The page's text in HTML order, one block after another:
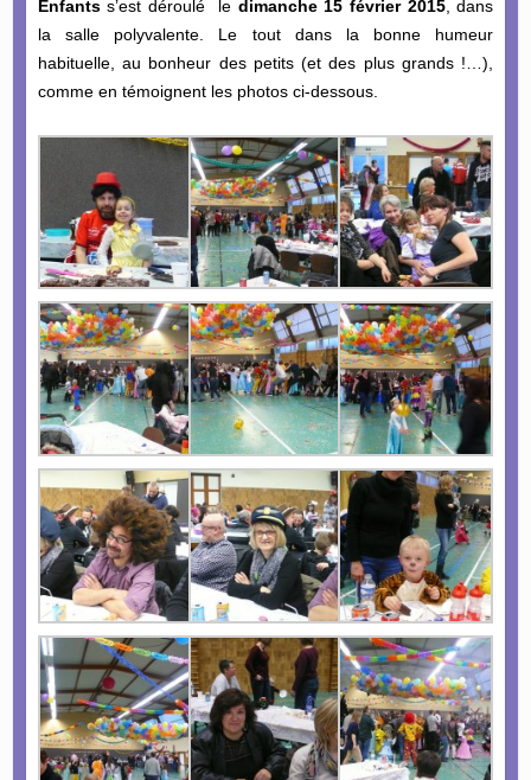
Enfantss’est déroulé le dimanche 15 février 2015, dans
la salle polyvalente. Le tout dans la bonne humeur
habituelle, au bonheur des petits (et des plus grands !…),
comme en témoignent les photos ci-dessous.